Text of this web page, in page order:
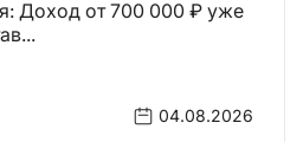
Став...
04.08.2026